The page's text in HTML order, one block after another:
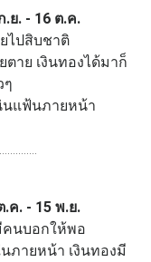
.ย. - 16 ต.ค.
ไปสิบชาติ
าย เงินทองได้มาก็
ๆ
แฟ้นภายหน้า
.ค. - 15 พ.ย.
คนบอกให้พอ
ภายหน้า เงินทองมี